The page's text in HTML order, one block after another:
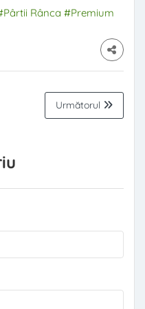
Rânca #Premium
Următorul